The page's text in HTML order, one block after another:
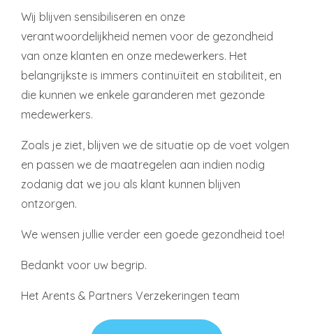
Wij blijven sensibiliseren en onze
verantwoordelijkheid nemen voor de gezondheid
van onze klanten en onze medewerkers. Het
belangrijkste is immers continuïteit en stabiliteit, en
die kunnen we enkele garanderen met gezonde
medewerkers.
Zoals je ziet, blijven we de situatie op de voet volgen
en passen we de maatregelen aan indien nodig
zodanig dat we jou als klant kunnen blijven
ontzorgen.
We wensen jullie verder een goede gezondheid toe!
Bedankt voor uw begrip.
Het Arents & Partners Verzekeringen team